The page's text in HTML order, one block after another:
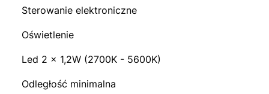
Sterowanie elektroniczne
Oświetlenie
Led 2 x 1,2W (2700K - 5600K)
Odległość minimalna